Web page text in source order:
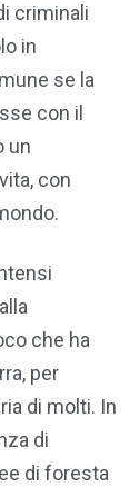
criminali
in
se la
con il
un
con
che ha
per
di molti. In
di
di foresta